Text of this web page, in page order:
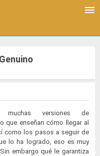
muchas versiones de
que enseñan cómo llegar al
como los pasos a seguir de
lo ha logrado, eso es muy
embargo qué le garantiza